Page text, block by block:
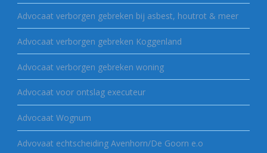
Advocaat verborgen gebreken bij asbest, houtrot & meer
Advocaat verborgen gebreken Koggenland
Advocaat verborgen gebreken woning
Advocaat voor ontslag executeur
Advocaat Wognum
Advovaat echtscheiding Avenhorn/De Goorn e.o